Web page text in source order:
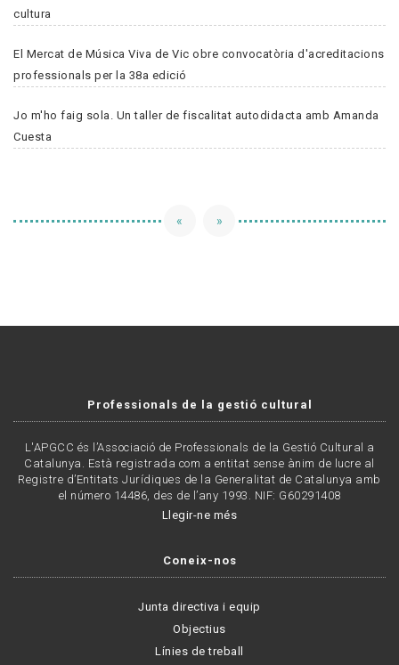
cultura
El Mercat de Música Viva de Vic obre convocatòria d'acreditacions
professionals per la 38a edició
Jo m'ho faig sola. Un taller de fiscalitat autodidacta amb Amanda
Cuesta
« »
Professionals de la gestió cultural
L'APGCC és l’Associació de Professionals de la Gestió Cultural a
Catalunya. Està registrada com a entitat sense ànim de lucre al
Registre d’Entitats Jurídiques de la Generalitat de Catalunya amb
el número 14486, des de l’any 1993. NIF: G60291408
Llegir-ne més
Coneix-nos
Junta directiva i equip
Objectius
Línies de treball